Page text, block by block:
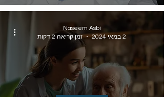
Naseem Asbi
2 במאי 2024
זמן קריאה 2 דקות